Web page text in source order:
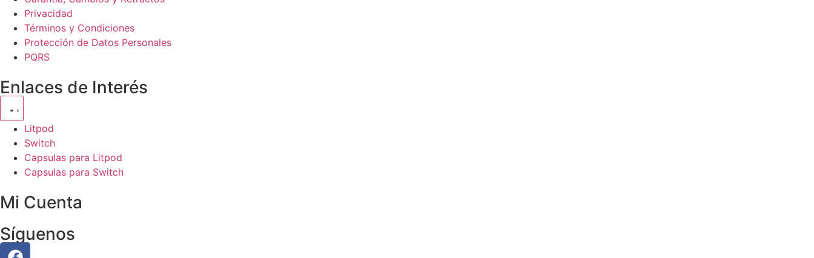
Privacidad
Términos y Condiciones
Protección de Datos Personales
PQRS
Enlaces de Interés
Litpod
Switch
Capsulas para Litpod
Capsulas para Switch
Mi Cuenta
Síguenos